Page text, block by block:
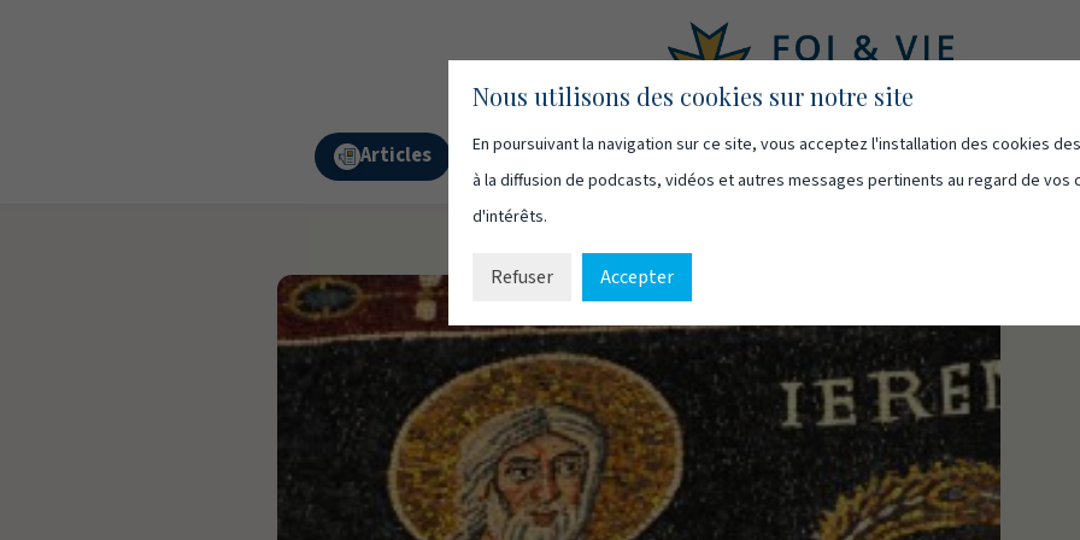
Articles Podcasts Vidéos Qui sommes-nous Ressources
Nous utilisons des cookies sur notre site
En poursuivant la navigation sur ce site, vous acceptez l'installation des cookies
à la diffusion de podcasts, vidéos et autres messages pertinents au regard de vos
d'intérêts.
Refuser Accepter